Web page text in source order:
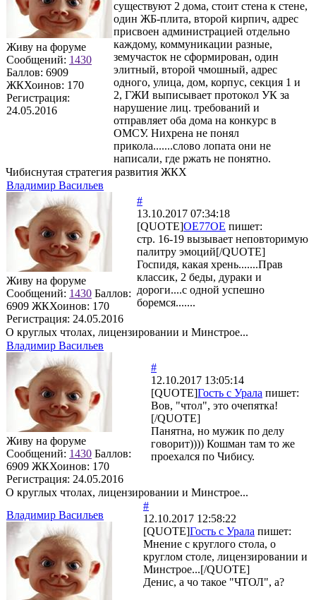
Живу на форуме
Сообщений: 1430
Баллов: 6909
ЖКХоинов: 170
Регистрация:
24.05.2016
существуют 2 дома, стоит стена к стене,
один ЖБ-плита, второй кирпич, адрес
присвоен администрацией отдельно
каждому, коммуникации разные,
земучасток не сформирован, один
элитный, второй чмошный, адрес
одного, улица, дом, корпус, секция 1 и
2, ГЖИ выписывает протокол УК за
нарушение лиц. требований и
отправляет оба дома на конкурс в
ОМСУ. Нихрена не понял
прикола.......слово лопата они не
написали, где ржать не понятно.
Чибиснутая стратегия развития ЖКХ
Владимир Васильев
Живу на форуме
Сообщений: 1430 Баллов:
6909 ЖКХоинов: 170
Регистрация: 24.05.2016
#
13.10.2017 07:34:18
[QUOTE]OE77OE пишет:
стр. 16-19 вызывает неповторимую
палитру эмоций[/QUOTE]
Госпидя, какая хрень.......Прав
классик, 2 беды, дураки и
дороги....с одной успешно
боремся.......
О круглых чтолах, лицензировании и Минстрое...
Владимир Васильев
Живу на форуме
Сообщений: 1430 Баллов:
6909 ЖКХоинов: 170
Регистрация: 24.05.2016
#
12.10.2017 13:05:14
[QUOTE]Гость с Урала пишет:
Вов, "чтол", это очепятка!
[/QUOTE]
Панятна, но мужик по делу
говорит)))) Кошман там то же
проехался по Чибису.
О круглых чтолах, лицензировании и Минстрое...
Владимир Васильев
#
12.10.2017 12:58:22
[QUOTE]Гость с Урала пишет:
Мнение с круглого стола, о
круглом столе, лицензировании и
Минстрое...[/QUOTE]
Денис, а чо такое "ЧТОЛ", а?